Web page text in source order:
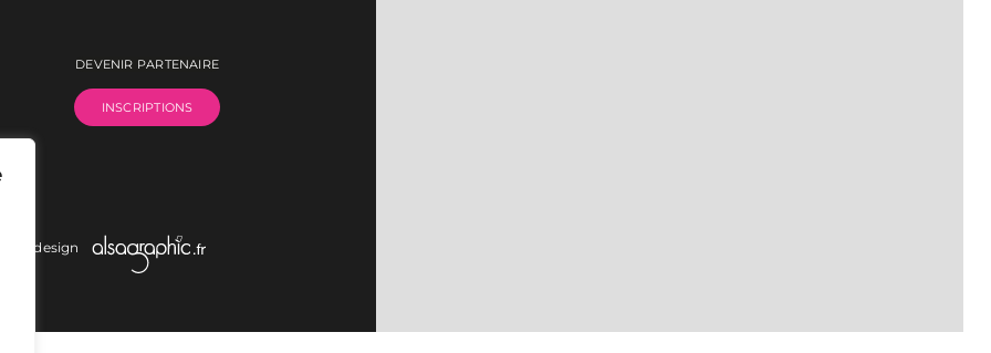
DEVENIR PARTENAIRE
INSCRIPTIONS
et design